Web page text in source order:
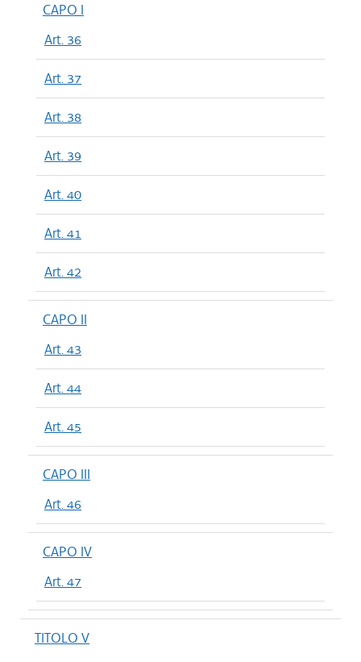
CAPO I
Art. 36
Art. 37
Art. 38
Art. 39
Art. 40
Art. 41
Art. 42
CAPO II
Art. 43
Art. 44
Art. 45
CAPO III
Art. 46
CAPO IV
Art. 47
TITOLO V